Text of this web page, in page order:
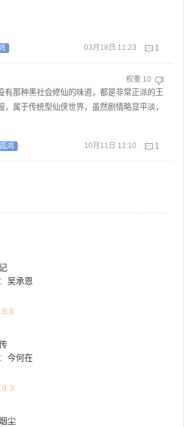
03月18日 11:23 1
权重 10
有那种黑社会修仙的味道，都是非常正派的王
，属于传统型仙侠世界，虽然剧情略显平淡，
鸿 10月11日 11:10 1
吴承恩
9.8
今何在
9.3
尘